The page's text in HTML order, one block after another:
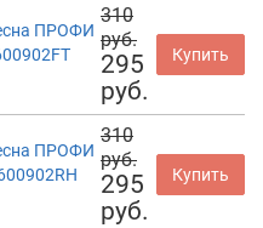
ПРОФИ
310
руб.
295
руб.
Купить
ПРОФИ
310
руб.
295
руб.
Купить